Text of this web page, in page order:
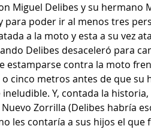
Miguel Delibes y su hermano
poder ir al menos tres
a la moto y esta a su vez
Delibes desaceleró para
estamparse contra la moto
cinco metros antes de que su
Y, contada la
Zorrilla (Delibes habría
les contaría a sus hijos el que